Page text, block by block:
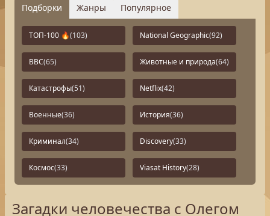
Подборки Жанры Популярное
ТОП-100 🔥(103) National Geographic(92)
BBC(65) Животные и природа(64)
Катастрофы(51) Netflix(42)
Военные(36) История(36)
Криминал(34) Discovery(33)
Космос(33) Viasat History(28)
Загадки человечества с Олегом